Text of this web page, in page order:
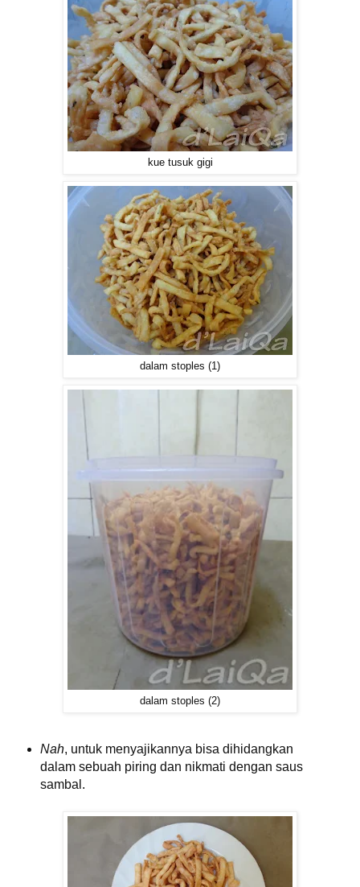
kue tusuk gigi
dalam stoples (1)
dalam stoples (2)
Nah, untuk menyajikannya bisa dihidangkan
dalam sebuah piring dan nikmati dengan saus
sambal.